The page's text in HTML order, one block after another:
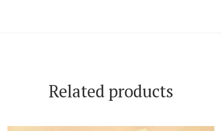
Related products